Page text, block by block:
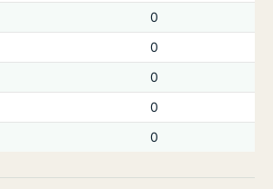
0
0
0
0
0